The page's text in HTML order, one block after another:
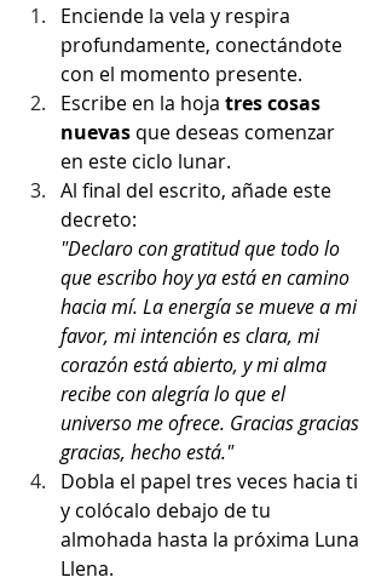
Enciende la vela y respira
profundamente, conectándote
con el momento presente.
Escribe en la hoja tres cosas
nuevas que deseas comenzar
en este ciclo lunar.
Al final del escrito, añade este
decreto:
"Declaro con gratitud que todo lo
que escribo hoy ya está en camino
hacia mí. La energía se mueve a mi
favor, mi intención es clara, mi
corazón está abierto, y mi alma
recibe con alegría lo que el
universo me ofrece. Gracias gracias
gracias, hecho está."
Dobla el papel tres veces hacia ti
y colócalo debajo de tu
almohada hasta la próxima Luna
Llena.